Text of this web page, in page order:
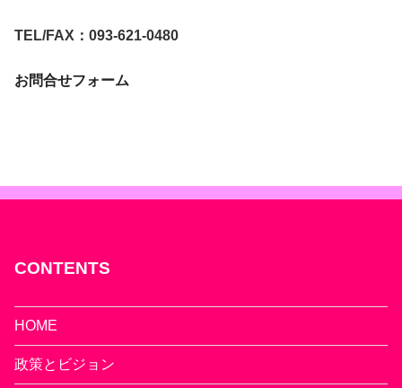
TEL/FAX：093-621-0480
お問合せフォーム
CONTENTS
HOME
政策とビジョン